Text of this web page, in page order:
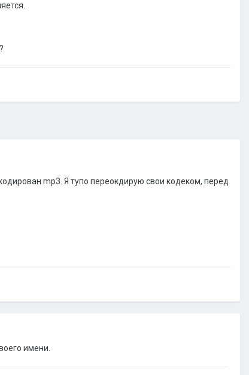
mp3. Я тупо переокдирую свои кодеком, перед
имени.